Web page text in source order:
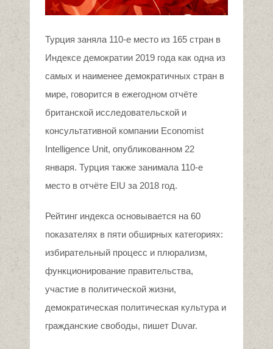
Турция заняла 110-е место из 165 стран в
Индексе демократии 2019 года как одна из
самых и наименее демократичных стран в
мире, говорится в ежегодном отчёте
британской исследовательской и
консультативной компании Economist
Intelligence Unit, опубликованном 22
января. Турция также занимала 110-е
место в отчёте EIU за 2018 год.
Рейтинг индекса основывается на 60
показателях в пяти обширных категориях:
избирательный процесс и плюрализм,
функционирование правительства,
участие в политической жизни,
демократическая политическая культура и
гражданские свободы, пишет Duvar.